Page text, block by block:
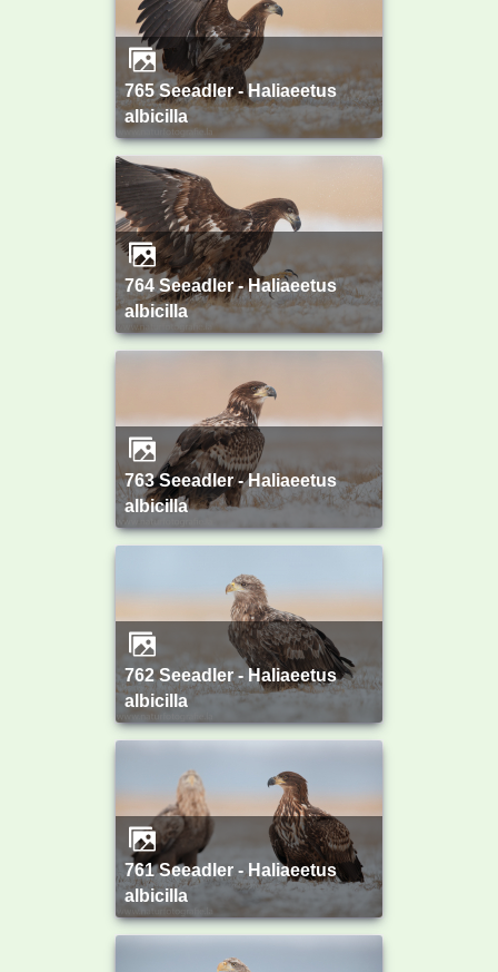
765 Seeadler - Haliaeetus
albicilla
764 Seeadler - Haliaeetus
albicilla
763 Seeadler - Haliaeetus
albicilla
762 Seeadler - Haliaeetus
albicilla
761 Seeadler - Haliaeetus
albicilla